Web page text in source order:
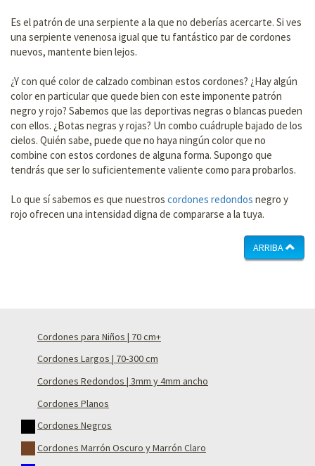
Es el patrón de una serpiente a la que no deberías acercarte. Si ves
una serpiente venenosa igual que tu fantástico par de cordones
nuevos, mantente bien lejos.
¿Y con qué color de calzado combinan estos cordones? ¿Hay algún
color en particular que quede bien con este imponente patrón
negro y rojo? Sabemos que las deportivas negras o blancas pueden
con ellos. ¿Botas negras y rojas? Un combo cuádruple bajado de los
cielos. Quién sabe, puede que no haya ningún color que no
combine con estos cordones de alguna forma. Supongo que
tendrás que ser lo suficientemente valiente como para probarlos.
Lo que sí sabemos es que nuestros cordones redondos negro y
rojo ofrecen una intensidad digna de compararse a la tuya.
ARRIBA
Cordones para Niños | 70 cm+
Cordones Largos | 70-300 cm
Cordones Redondos | 3mm y 4mm ancho
Cordones Planos
Cordones Negros
Cordones Marrón Oscuro y Marrón Claro